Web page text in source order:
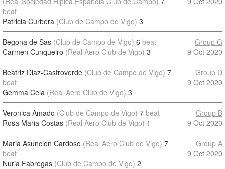
beat
Patricia Curbera (Club de Campo de Vigo) 3
Begona de Sas (Club de Campo de Vigo) 6 beat
Carmen Cunqueiro (Real Aero Club de Vigo) 3
Group G
9 Oct 2020
Beatriz Diaz-Castroverde (Club de Campo de Vigo) 7
beat
Gemma Cela (Real Aero Club de Vigo) 3
Group D
9 Oct 2020
Veronica Amado (Club de Campo de Vigo) 7 beat
Rosa Maria Costas (Real Aero Club de Vigo) 1
Group B
9 Oct 2020
Maria Asuncion Cardoso (Real Aero Club de Vigo) 7
beat
Nuria Fabregas (Club de Campo de Vigo) 2
Group A
9 Oct 2020